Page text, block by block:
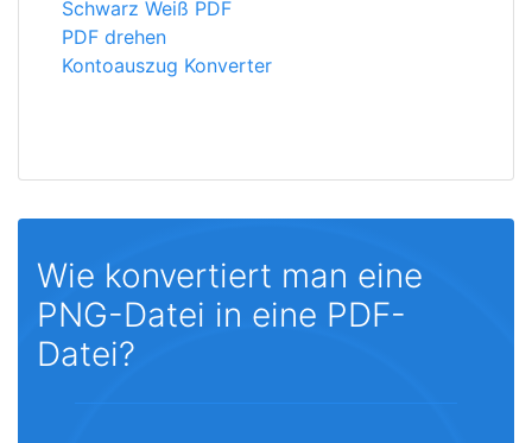
Schwarz Weiß PDF
PDF drehen
Kontoauszug Konverter
Wie konvertiert man eine
PNG-Datei in eine PDF-
Datei?